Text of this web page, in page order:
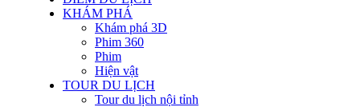
KHÁM PHÁ
Khám phá 3D
Phim 360
Phim
Hiện vật
TOUR DU LỊCH
Tour du lịch nội tỉnh